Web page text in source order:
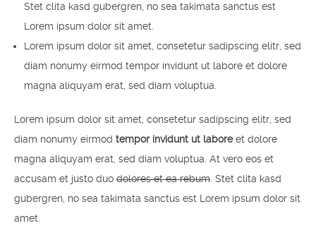
Stet clita kasd gubergren, no sea takimata sanctus est
Lorem ipsum dolor sit amet.
Lorem ipsum dolor sit amet, consetetur sadipscing elitr, sed
diam nonumy eirmod tempor invidunt ut labore et dolore
magna aliquyam erat, sed diam voluptua.
Lorem ipsum dolor sit amet, consetetur sadipscing elitr, sed
diam nonumy eirmod tempor invidunt ut laboreet dolore
magna aliquyam erat, sed diam voluptua. At vero eos et
accusam et justo duo dolores et ea rebum . Stet clita kasd
gubergren, no sea takimata sanctus est Lorem ipsum dolor sit
amet.